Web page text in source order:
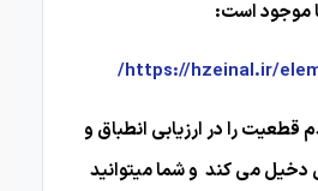
موجود است:
https://hzeinal.ir/
را در ارزیابی انطباق و
می کند و شما میتوانید